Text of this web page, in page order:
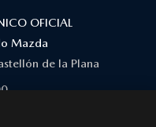
OFICIAL
Mazda
de la Plana